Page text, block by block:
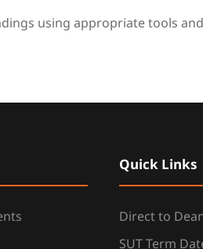
using appropriate tools
Quick Links
Direct to
SUT Term